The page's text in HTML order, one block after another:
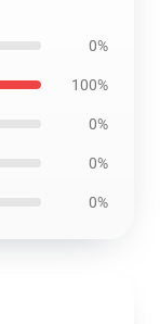
0%
100%
0%
0%
0%